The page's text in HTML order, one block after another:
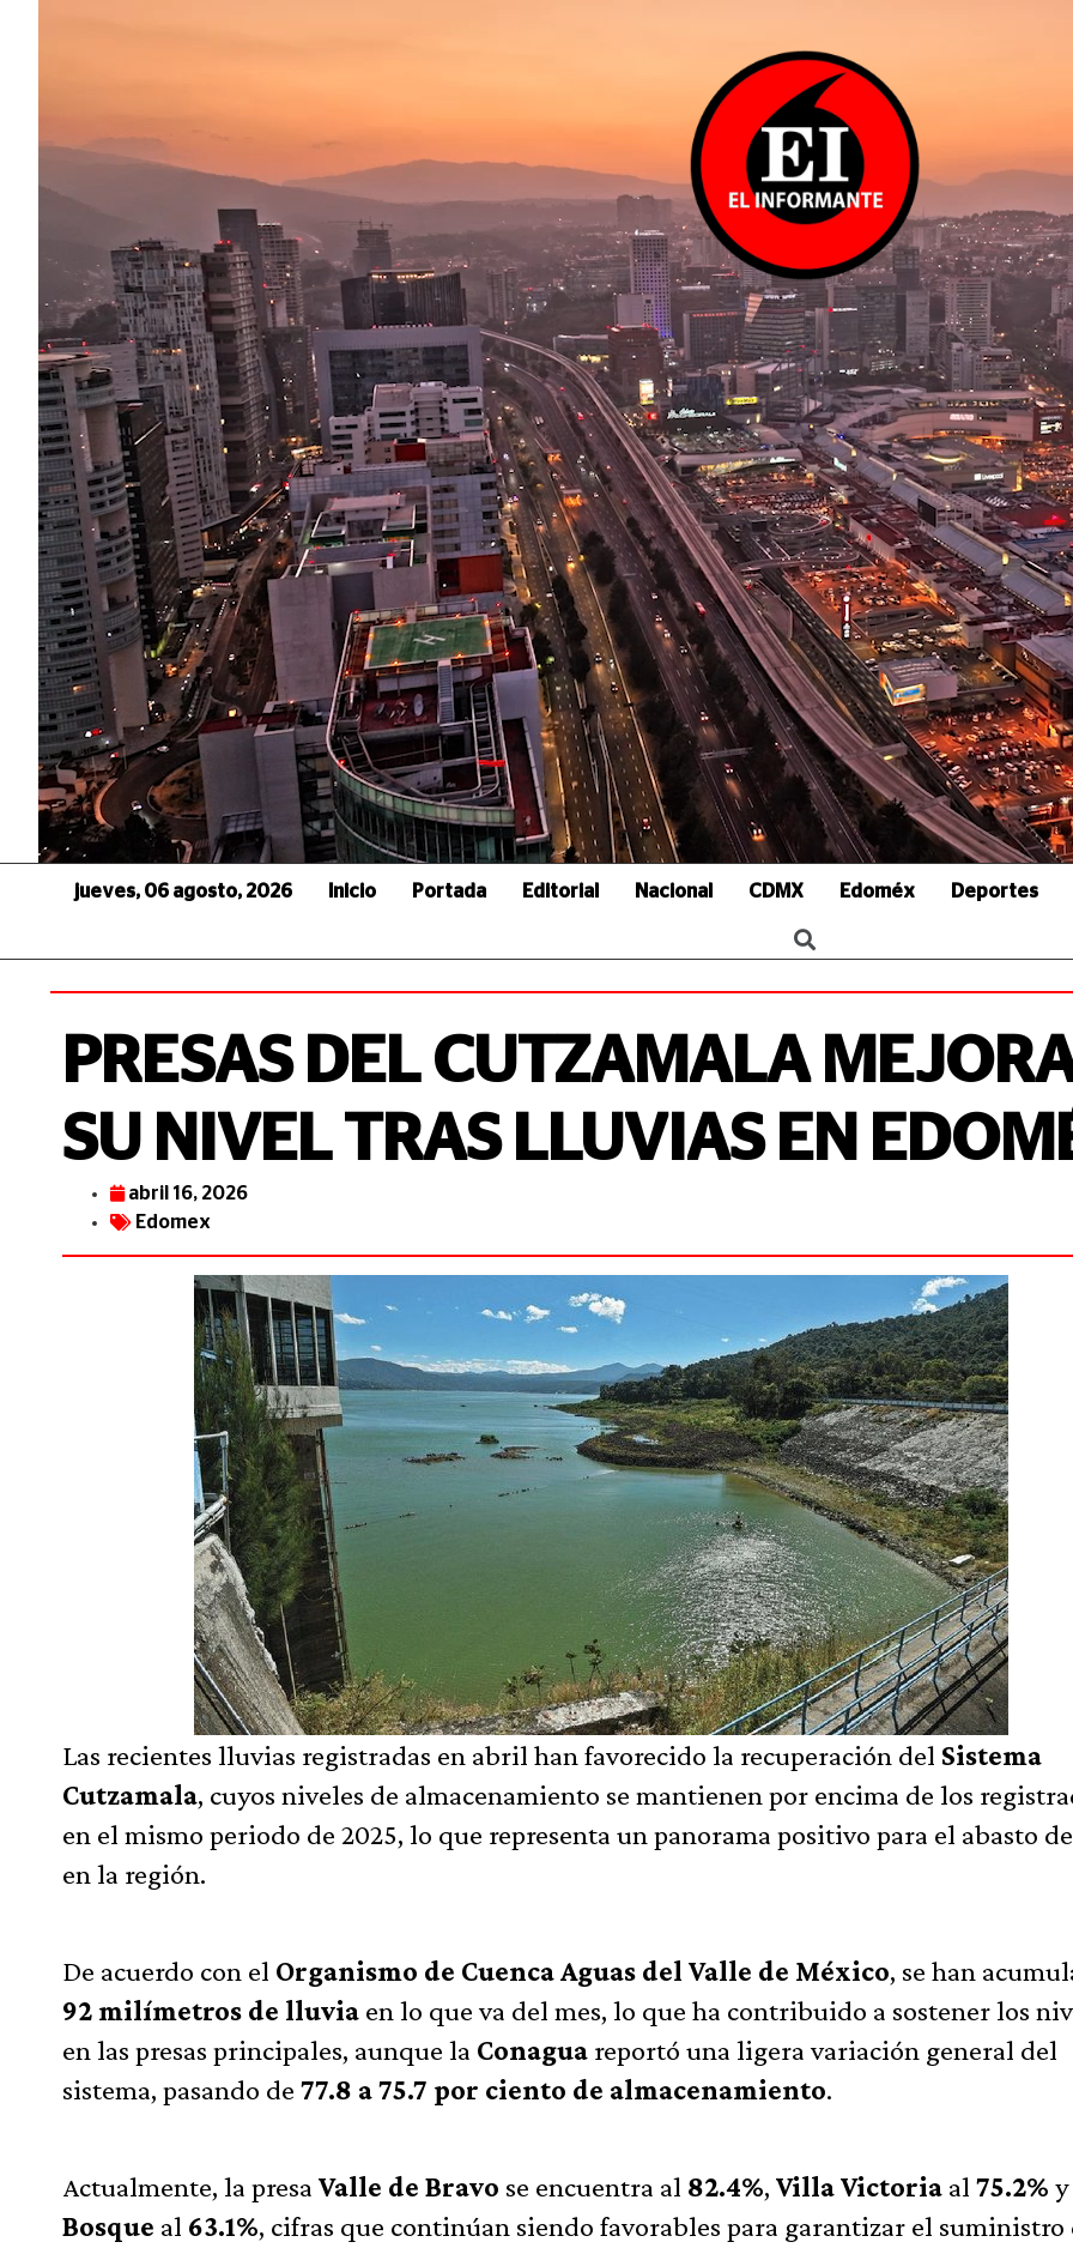
jueves, 06 agosto, 2026 Inicio Portada Editorial Nacional CDMX Edoméx Deportes
PRESAS DEL CUTZAMALA
SU NIVEL TRAS LLUVIAS EN
abril 16, 2026
Edomex
Las recientes lluvias registradas en abril han favorecido la recuperación del Sistema
Cutzamala, cuyos niveles de almacenamiento se mantienen por encima de los
en el mismo periodo de 2025, lo que representa un panorama positivo para el abasto
en la región.
De acuerdo con el Organismo de Cuenca Aguas del Valle de México, se han
92 milímetros de lluvia en lo que va del mes, lo que ha contribuido a sostener los
en las presas principales, aunque la Conagua reportó una ligera variación general del
sistema, pasando de 77.8 a 75.7 por ciento de almacenamiento.
Actualmente, la presa Valle de Bravo se encuentra al 82.4%, Villa Victoria al 75.2% y
Bosque al 63.1%, cifras que continúan siendo favorables para garantizar el suministro